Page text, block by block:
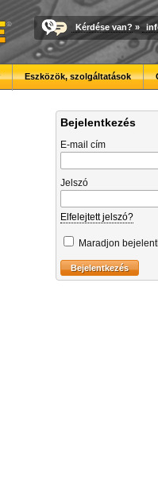
Kérdése van? »
Eszközök, szolgáltatások
Bejelentkezés
E-mail cím
Jelszó
Elfelejtett jelszó?
Maradjon